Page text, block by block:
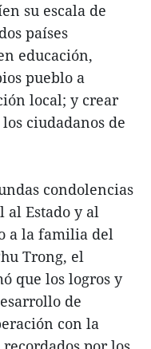
su escala de
países
educación,
pueblo a
local; y crear
ciudadanos de
condolencias
al Estado y al
a la familia del
Trong, el
que los logros y
de
con la